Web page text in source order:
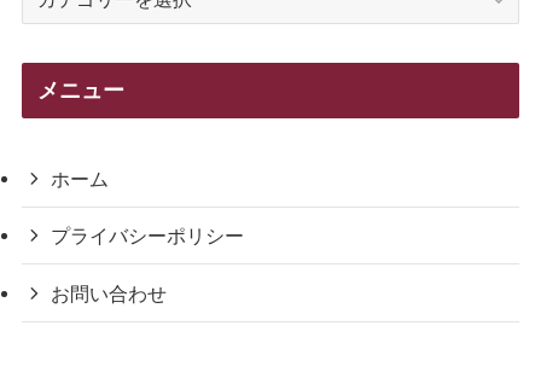
メニュー
ホーム
プライバシーポリシー
お問い合わせ